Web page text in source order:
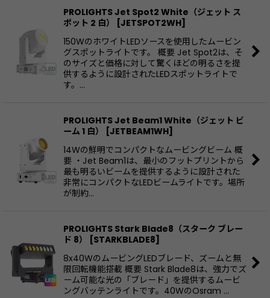
PROLIGHTS Jet Spot2 White（ジェット ス
ポット 2 白）
[JETSPOT2WH]
150WのホワイトLEDソースを使用したムービン
グスポットライトです。 概要 Jet Spot2は、そ
のサイズと価格に対して驚くほどの明るさを提
供するように設計されたLEDスポットライトで
す。…
PROLIGHTS Jet Beam1 White（ジェット ビ
ーム 1 白）
[JETBEAM1WH]
14Wの鮮明でコンパクトなムービングビーム 概
要 ・Jet Beam1は、最小のフットプリントから
最も明るいビームを提供するように設計された
非常にコンパクトなLEDビームライトです。場所
が制約…
PROLIGHTS Stark Blade8（スターク ブレー
ド 8）
[STARKBLADE8]
8x40WのムービングLEDブレード、ズームと無
限回転機能搭載 概要 Stark Blade8は、強力でズ
ーム可能な光の「ブレード」を提供するムービ
ングバッテンライトです。40WのOsram …